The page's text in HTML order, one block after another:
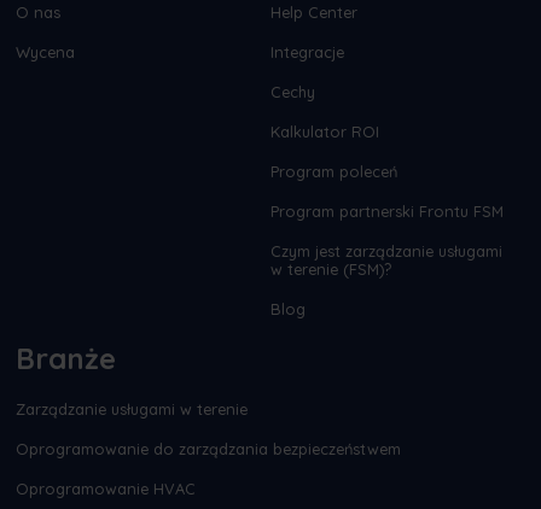
O nas
Wycena
Help Center
Integracje
Cechy
Kalkulator ROI
Program poleceń
Program partnerski Frontu FSM
Czym jest zarządzanie usługami
w terenie (FSM)?
Blog
Branże
Zarządzanie usługami w terenie
Oprogramowanie do zarządzania bezpieczeństwem
Oprogramowanie HVAC